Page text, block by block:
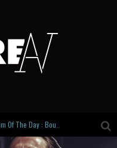
Russian Circles share « Empath » & « Eluvial » singles. Same Language. Different Damage.